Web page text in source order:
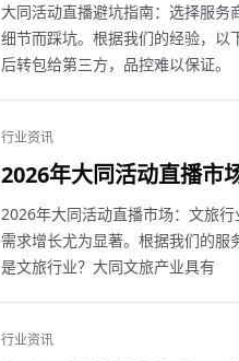
大同活动直播避坑指南：选择服
细节而踩坑。根据我们的经验，
后转包给第三方，品控难以保证。
行业资讯
2026年大同活动直播市
2026年大同活动直播市场：文旅
需求增长尤为显著。根据我们的
是文旅行业？大同文旅产业具有
行业资讯